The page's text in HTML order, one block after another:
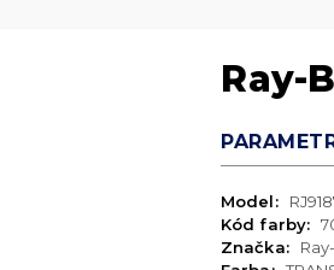
Ray-
Model:
Kód farby:
Značka: